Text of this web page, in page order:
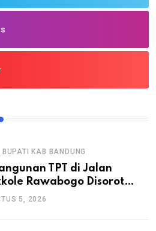
BUPATI KAB BANDUNG
TPT di Jalan
Rawabogo Disorot
Selesai Tanpa Papan
5, 2026